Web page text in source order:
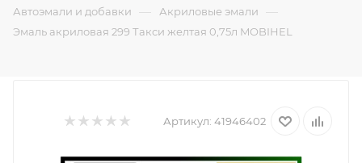
Автоэмали и добавки — Акриловые эмали —
Эмаль акриловая 299 Такси желтая 0,75л MOBIHEL
Артикул: 41946402